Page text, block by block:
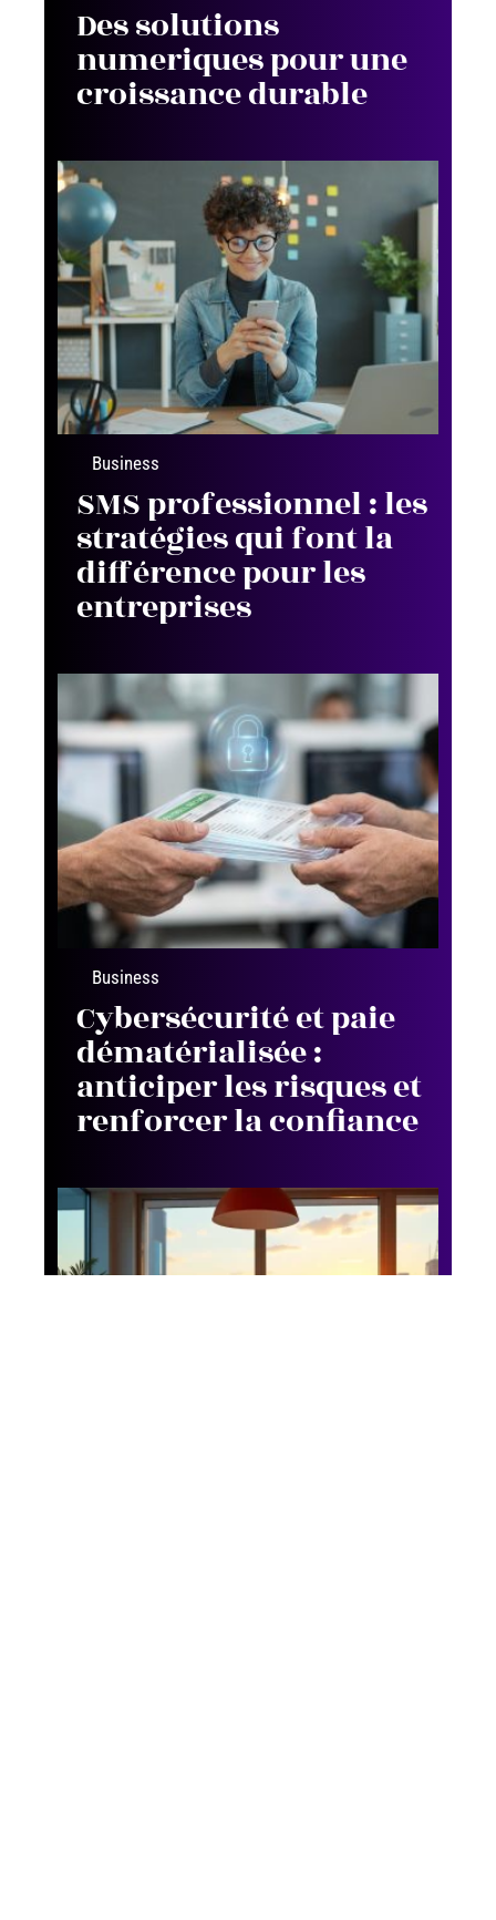
Des solutions
numeriques pour une
croissance durable
Business
SMS professionnel : les
stratégies qui font la
différence pour les
entreprises
Business
Cybersécurité et paie
dématérialisée :
anticiper les risques et
renforcer la confiance